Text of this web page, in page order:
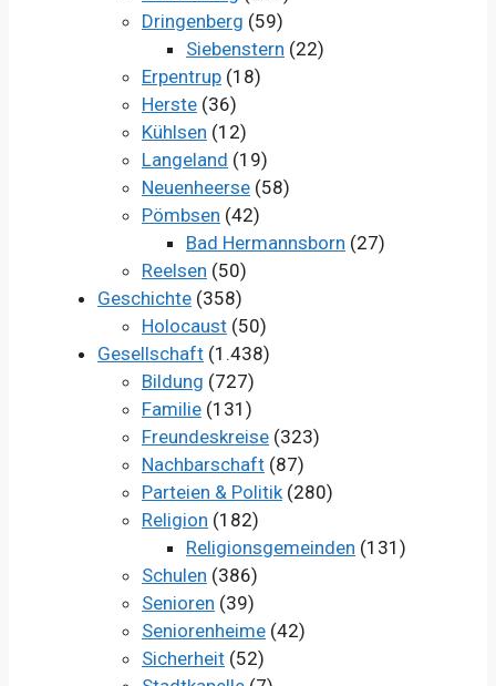
Dringenberg (59)
Siebenstern (22)
Erpentrup (18)
Herste (36)
Kühlsen (12)
Langeland (19)
Neuenheerse (58)
Pömbsen (42)
Bad Hermannsborn (27)
Reelsen (50)
Geschichte (358)
Holocaust (50)
Gesellschaft (1.438)
Bildung (727)
Familie (131)
Freundeskreise (323)
Nachbarschaft (87)
Parteien & Politik (280)
Religion (182)
Religionsgemeinden (131)
Schulen (386)
Senioren (39)
Seniorenheime (42)
Sicherheit (52)